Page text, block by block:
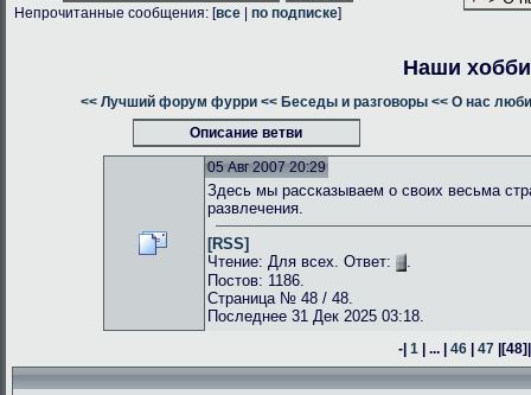
Непрочитанные сообщения: [все по подписке]
Наши хобби
<< Лучший форум фурри << Беседы и разговоры << О нас
Описание ветви
05 Авг 2007 20:29
Здесь мы рассказываем о своих весьма
развлечения.
[RSS]
Чтение: Для всех. Ответ:
.
Постов: 1186.
Страница № 48 / 48.
Последнее 31 Дек 2025 03:18.
-| 1 | ... | 46 | 47 |[48]